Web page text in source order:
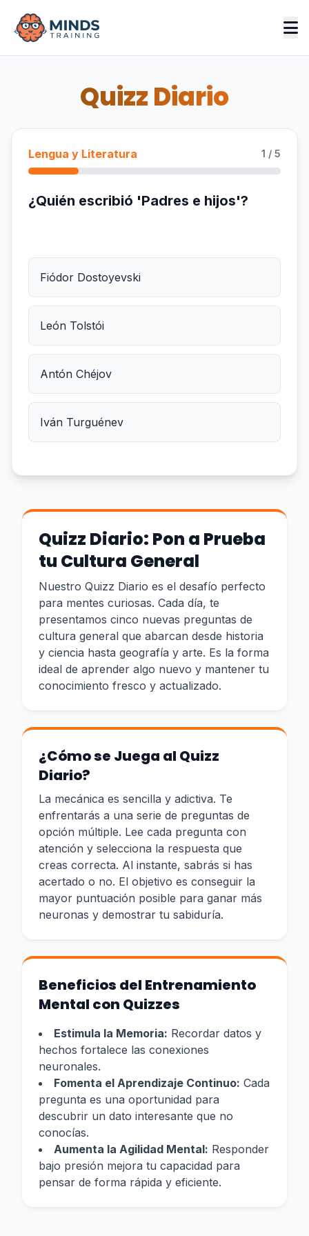
Quizz Diario
Lengua y Literatura 1 / 5
¿Quién escribió 'Padres e hijos'?
Fiódor Dostoyevski
León Tolstói
Antón Chéjov
Iván Turguénev
Quizz Diario: Pon a Prueba
tu Cultura General
Nuestro Quizz Diario es el desafío perfecto
para mentes curiosas. Cada día, te
presentamos cinco nuevas preguntas de
cultura general que abarcan desde historia
y ciencia hasta geografía y arte. Es la forma
ideal de aprender algo nuevo y mantener tu
conocimiento fresco y actualizado.
¿Cómo se Juega al Quizz
Diario?
La mecánica es sencilla y adictiva. Te
enfrentarás a una serie de preguntas de
opción múltiple. Lee cada pregunta con
atención y selecciona la respuesta que
creas correcta. Al instante, sabrás si has
acertado o no. El objetivo es conseguir la
mayor puntuación posible para ganar más
neuronas y demostrar tu sabiduría.
Beneficios del Entrenamiento
Mental con Quizzes
Estimula la Memoria: Recordar datos y
hechos fortalece las conexiones
neuronales.
Fomenta el Aprendizaje Continuo: Cada
pregunta es una oportunidad para
descubrir un dato interesante que no
conocías.
Aumenta la Agilidad Mental: Responder
bajo presión mejora tu capacidad para
pensar de forma rápida y eficiente.